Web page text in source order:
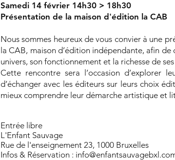
Samedi 14 février 14h30 > 18h30
Présentation de la maison d'édition la CAB
Nous sommes heureux de vous convier à une
la CAB, maison d’édition indépendante, afin de
univers, son fonctionnement et la richesse de
Cette rencontre sera l’occasion d’explorer
d’échanger avec les éditeurs sur leurs choix
mieux comprendre leur démarche artistique et
Entrée libre
L'Enfant Sauvage
Rue de l'enseignement 23, 1000 Bruxelles
Infos & Réservation :